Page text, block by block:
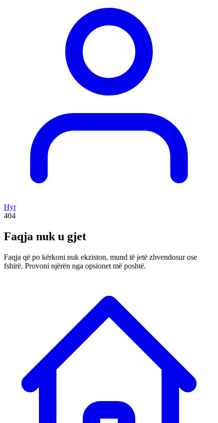
Hyr
404
Faqja nuk u gjet
Faqja që po kërkoni nuk ekziston, mund të jetë zhvendosur ose
fshirë. Provoni njërën nga opsionet më poshtë.